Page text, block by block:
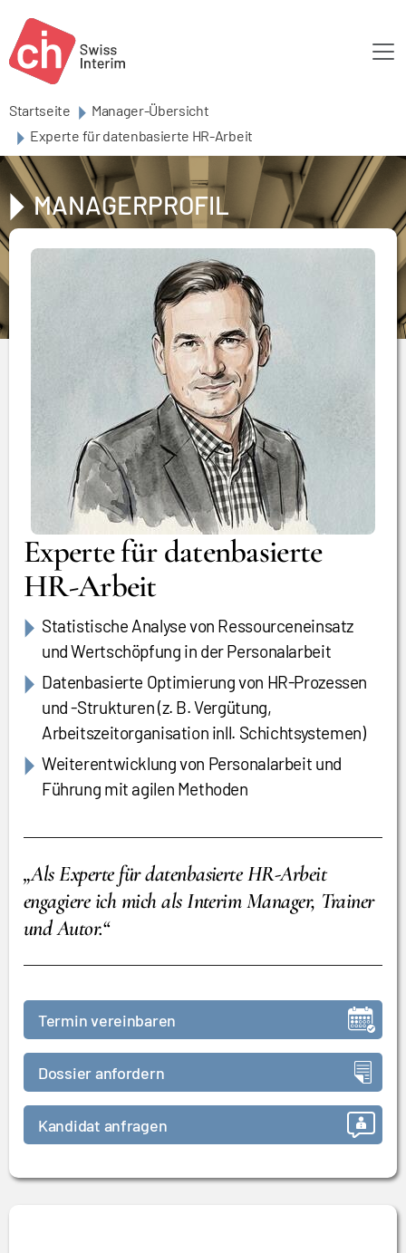
Startseite
Manager-Übersicht
Experte für datenbasierte HR-Arbeit
MANAGERPROFIL
Experte für datenbasierte
HR-Arbeit
Statistische Analyse von Ressourceneinsatz
und Wertschöpfung in der Personalarbeit
Datenbasierte Optimierung von HR-Prozessen
und -Strukturen (z. B. Vergütung,
Arbeitszeitorganisation inll. Schichtsystemen)
Weiterentwicklung von Personalarbeit und
Führung mit agilen Methoden
„Als Experte für datenbasierte HR-Arbeit
engagiere ich mich als Interim Manager, Trainer
und Autor.“
Termin vereinbaren
Dossier anfordern
Kandidat anfragen